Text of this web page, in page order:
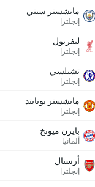
مانشستر سيتي
إنجلترا
ليفربول
إنجلترا
تشيلسي
إنجلترا
مانشستر يونايتد
إنجلترا
بايرن ميونخ
ألمانيا
أرسنال
إنجلترا